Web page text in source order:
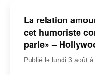
La relation
cet humoriste
parle» –
Publié le lundi 3 août à